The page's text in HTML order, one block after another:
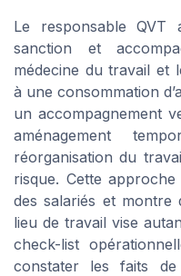
Le responsable
sanction et
médecine du travail et
à une consommation
un accompagnement
aménagement
réorganisation du
risque. Cette
des salariés et montre
lieu de travail vise
check-list
constater les faits de